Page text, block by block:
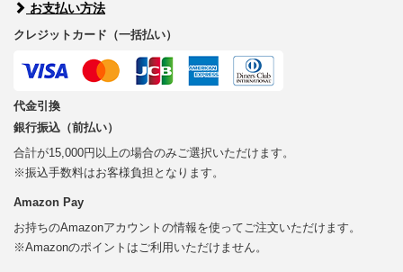
お支払い方法
クレジットカード（一括払い）
代金引換
銀行振込（前払い）
合計が15,000円以上の場合のみご選択いただけます。
※振込手数料はお客様負担となります。
Amazon Pay
お持ちのAmazonアカウントの情報を使ってご注文いただけます。
※Amazonのポイントはご利用いただけません。